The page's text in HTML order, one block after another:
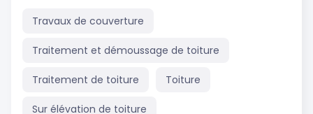
Travaux de couverture
Traitement et démoussage de toiture
Traitement de toiture Toiture
Sur élévation de toiture